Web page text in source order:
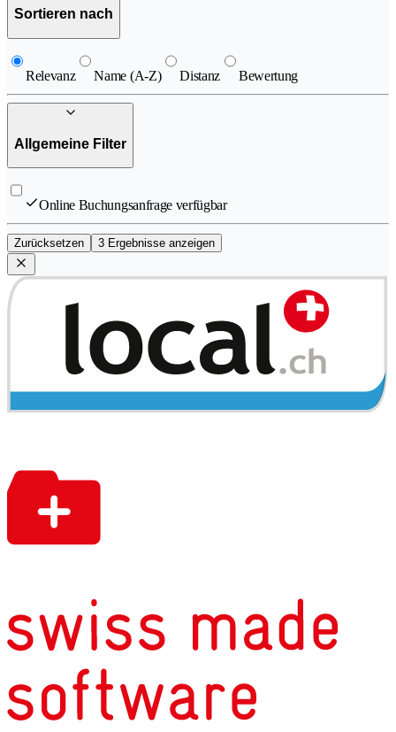
Sortieren nach
Relevanz Name (A-Z) Distanz Bewertung
Allgemeine Filter
Online Buchungsanfrage verfügbar
Zurücksetzen 3 Ergebnisse anzeigen